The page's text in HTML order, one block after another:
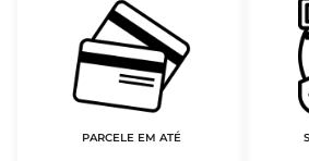
PARCELE EM ATÉ